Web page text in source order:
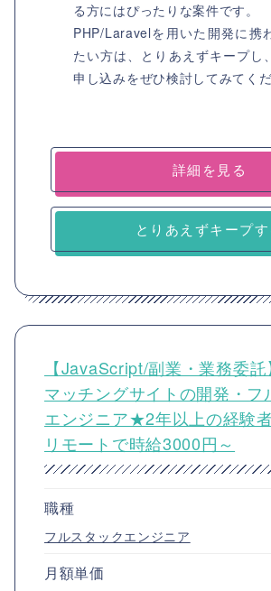
る方にはぴったりな案件です。
PHP/Laravelを用いた開発に携
たい方は、とりあえずキープし
申し込みをぜひ検討してみてくだ
詳細を見る
とりあえずキープす
【JavaScript/副業・業務委
マッチングサイトの開発・フ
エンジニア★2年以上の経験
リモートで時給3000円～
職種
フルスタックエンジニア
月額単価